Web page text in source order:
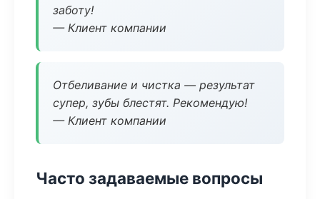
заботу!
— Клиент компании
Отбеливание и чистка — результат
супер, зубы блестят. Рекомендую!
— Клиент компании
Часто задаваемые вопросы